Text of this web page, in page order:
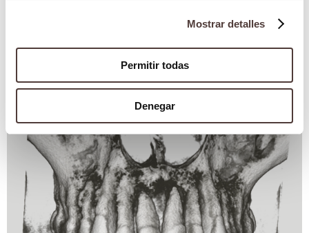
Mostrar detalles
Permitir todas
Denegar
Prognatismo mandibular
25 octubre 2021